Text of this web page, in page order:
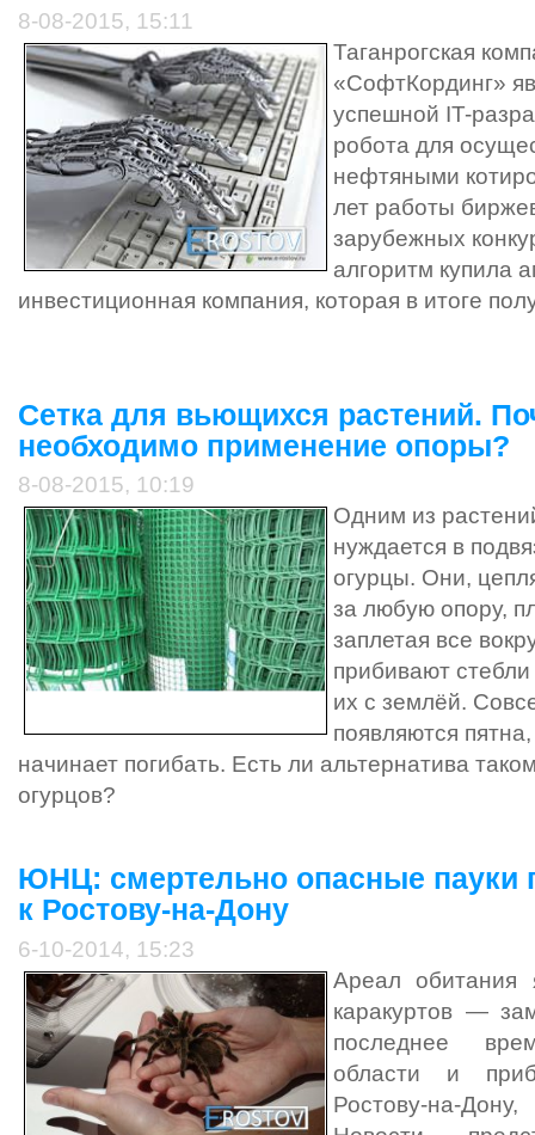
8-08-2015, 15:11
Таганрогская
«СофтКординг»
успешной IT-
робота для
нефтяными
лет работы
зарубежных
алгоритм купила
инвестиционная компания, которая в итоге
Сетка для вьющихся растений.
необходимо применение опоры?
8-08-2015, 10:19
Одним из
нуждается в
огурцы. Они,
за любую опору,
заплетая все
прибивают
их с землёй.
появляются
начинает погибать. Есть ли альтернатива
огурцов?
ЮНЦ: смертельно опасные пауки
к Ростову-на-Дону
6-10-2014, 15:23
Ареал обитания
каракуртов —
последнее
области и
Ростову-на-